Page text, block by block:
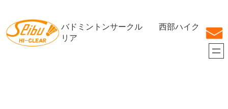
を
ス
バドミントンサークル 西部ハイク
リア